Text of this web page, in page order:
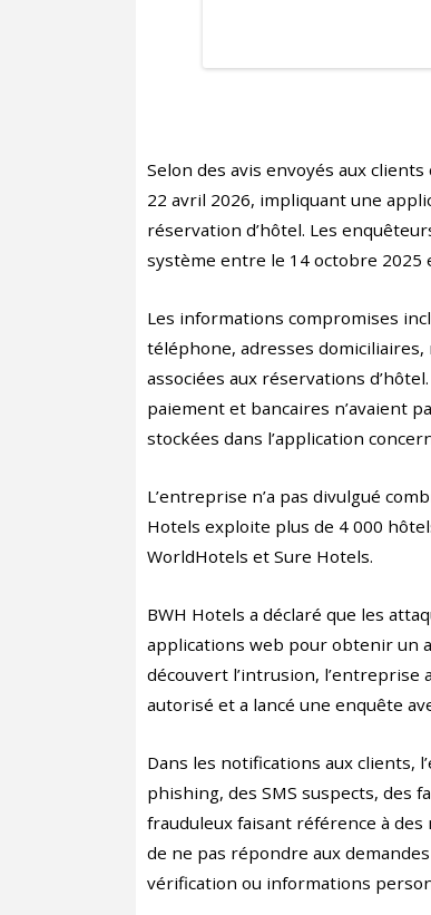
Selon des avis envoyés aux
22 avril 2026, impliquant une
réservation d’hôtel. Les
système entre le 14 octobre 2025
Les informations compromises
téléphone, adresses
associées aux réservations
paiement et bancaires n’avaient
stockées dans l’application
L’entreprise n’a pas divulgué
Hotels exploite plus de 4 000
WorldHotels et Sure Hotels.
BWH Hotels a déclaré que les
applications web pour obtenir un
découvert l’intrusion, l’entreprise
autorisé et a lancé une enquête
Dans les notifications aux clients,
phishing, des SMS suspects, des
frauduleux faisant référence à des
de ne pas répondre aux
vérification ou informations